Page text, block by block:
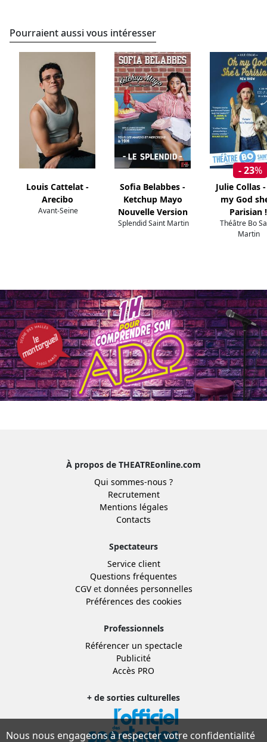
Pourraient aussi vous intéresser
Louis Cattelat -
Arecibo
Avant-Seine
Sofia Belabbes -
Ketchup Mayo
Nouvelle Version
Splendid Saint Martin
- 23%
Julie Collas
my God
Parisian !
Théâtre Bo
Martin
À propos de THEATREonline.com
Qui sommes-nous ?
Recrutement
Mentions légales
Contacts
Spectateurs
Service client
Questions fréquentes
CGVet données personnelles
Préférences des cookies
Professionnels
Référencer un spectacle
Publicité
Accès PRO
+ de sorties culturelles
Nous nous engageons à respecter votre confidentialité